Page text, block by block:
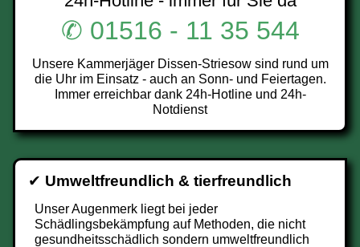
✆ 01516 - 11 35 544
Unsere Kammerjäger Dissen-Striesow sind rund um
die Uhr im Einsatz - auch an Sonn- und Feiertagen.
Immer erreichbar dank 24h-Hotline und 24h-
Notdienst
✔ Umweltfreundlich & tierfreundlich
Unser Augenmerk liegt bei jeder
Schädlingsbekämpfung auf Methoden, die nicht
gesundheitsschädlich sondern umweltfreundlich